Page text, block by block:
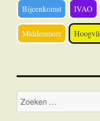
Bijeenkomst IVAO
Middenmeer
Zoeken
naar: